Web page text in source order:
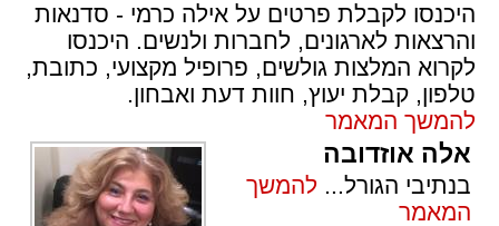
היכנסו לקבלת פרטים על אילה כרמי - סדנאות
והרצאות לארגונים, לחברות ולנשים. היכנסו
לקרוא המלצות גולשים, פרופיל מקצועי, כתובת,
טלפון, קבלת יעוץ, חוות דעת ואבחון.
להמשך המאמר
אלה אוזדובה
בנתיבי הגורל... להמשך
המאמר